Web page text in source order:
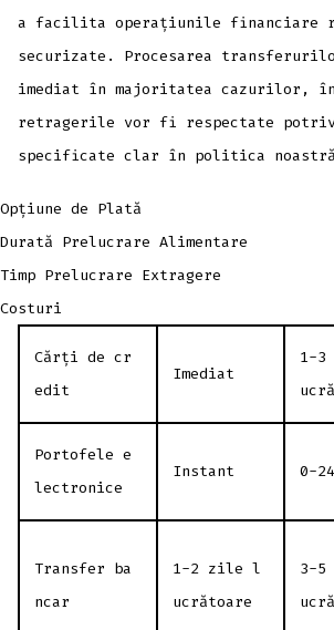
a facilita operațiunile financiare
securizate. Procesarea
imediat în majoritatea cazurilor,
retragerile vor fi respectate
specificate clar în politica
Opțiune de Plată
Durată Prelucrare Alimentare
Timp Prelucrare Extragere
Costuri
Cărți de cr
edit
Imediat
1-
Portofele e
lectronice
Instant 0-
Transfer ba
ncar
1-2 zile l
ucrătoare
3-